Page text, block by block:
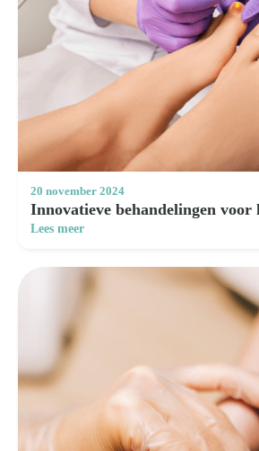
20 november 2024
Innovatieve behandelingen voor
Lees meer